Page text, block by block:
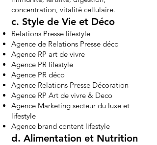
concentration, vitalité cellulaire.
c. Style de Vie et Déco
Relations Presse lifestyle
Agence de Relations Presse déco
Agence RP art de vivre
Agence PR lifestyle
Agence PR déco
Agence Relations Presse Décoration
Agence RP Art de vivre & Deco
Agence Marketing secteur du luxe et
lifestyle
Agence brand content lifestyle
d. Alimentation et Nutrition